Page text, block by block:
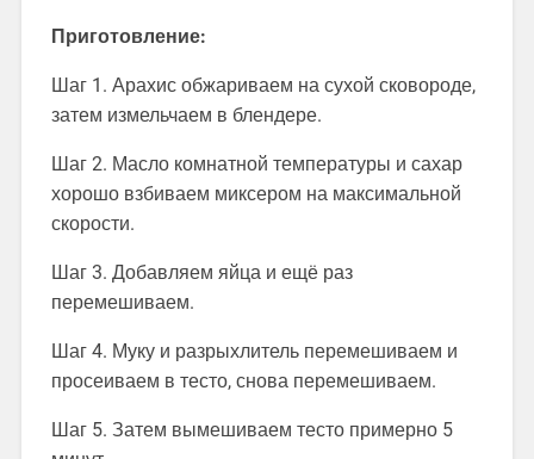
Приготовление:
Шаг 1. Арахис обжариваем на сухой сковороде,
затем измельчаем в блендере.
Шаг 2. Масло комнатной температуры и сахар
хорошо взбиваем миксером на максимальной
скорости.
Шаг 3. Добавляем яйца и ещё раз
перемешиваем.
Шаг 4. Муку и разрыхлитель перемешиваем и
просеиваем в тесто, снова перемешиваем.
Шаг 5. Затем вымешиваем тесто примерно 5